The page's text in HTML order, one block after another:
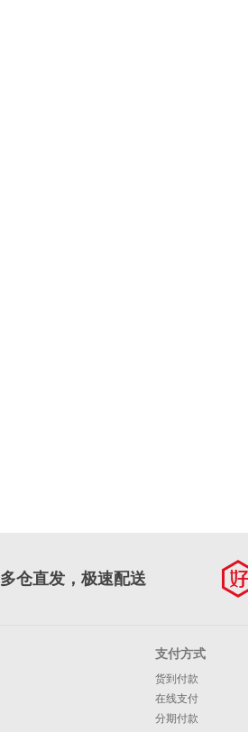
多仓直发，极速配送
支付方式
货到付款
在线支付
分期付款